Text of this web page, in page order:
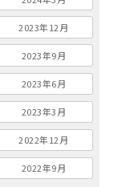
2023年12月
2023年9月
2023年6月
2023年3月
2022年12月
2022年9月